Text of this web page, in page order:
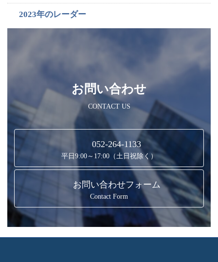
2023年のレーダー
お問い合わせ
CONTACT US
052-264-1133
平日9:00～17:00（土日祝除く）
お問い合わせフォーム
Contact Form